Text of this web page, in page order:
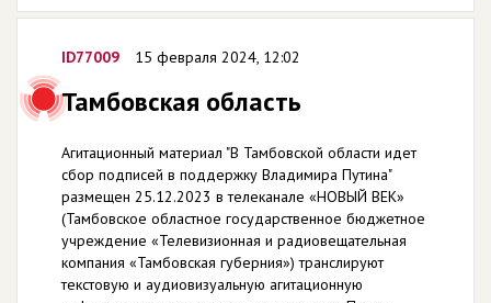
ID77009 15 февраля 2024, 12:02
Тамбовская область
Агитационный материал "В Тамбовской области идет
сбор подписей в поддержку Владимира Путина"
размещен 25.12.2023 в телеканале «НОВЫЙ ВЕК»
(Тамбовское областное государственное бюджетное
учреждение «Телевизионная и радиовещательная
компания «Тамбовская губерния») транслируют
текстовую и аудиовизуальную агитационную